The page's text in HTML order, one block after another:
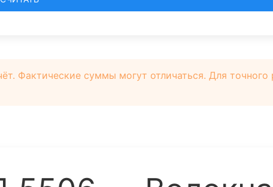
Фактические суммы могут отличаться. Для точного